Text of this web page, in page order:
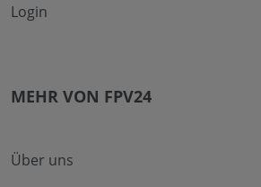
Login
MEHR VON FPV24
Über uns